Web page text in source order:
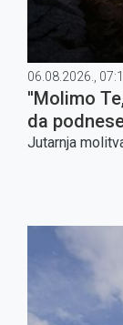
06.08.2026.,
''Molimo
da
Jutarnja